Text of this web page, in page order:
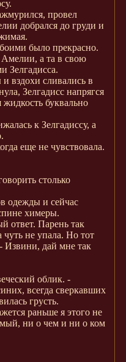
провел
добрался до груди и
было прекрасно.
Амелии, а та в свою
Зелгадисса.
вздохи сливались в
Зелгадисс напрягся
жидкость буквально
к Зелгадиссу, а
еще не чувствовала.
столько
одежды и сейчас
химеры.
ответ. Парень так
чуть не упала. Но тот
Извини, дай мне так
облик. -
всегда сверкавших
грусть.
раньше я этого не
ни о чем и ни о ком